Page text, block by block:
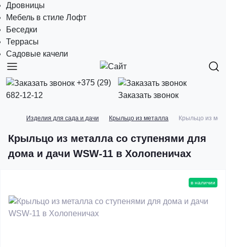
Дровницы
Мебель в стиле Лофт
Беседки
Террасы
Садовые качели
+375 (29)
682-12-12
Заказать звонок
Изделия для сада и дачи Крыльцо из металла Крыльцо из
Крыльцо из металла со ступенями для
дома и дачи WSW-11 в Холопеничах
в наличии